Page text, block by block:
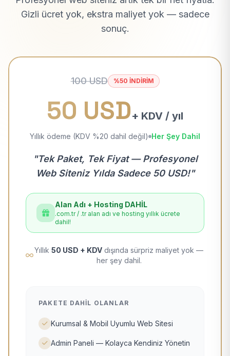
Gizli ücret yok, ekstra maliyet yok — sadece
sonuç.
100 USD %50 İNDİRİM
50 USD+ KDV / yıl
Yıllık ödeme (KDV %20 dahil değil) Her Şey Dahil
"Tek Paket, Tek Fiyat — Profesyonel
Web Siteniz Yılda Sadece 50 USD!"
Alan Adı + Hosting DAHİL
.com.tr / .tr alan adı ve hosting yıllık ücrete
dahil!
Yıllık 50 USD + KDV dışında sürpriz maliyet yok —
her şey dahil.
PAKETE DAHIL OLANLAR
Kurumsal & Mobil Uyumlu Web Sitesi
Admin Paneli — Kolayca Kendiniz Yönetin